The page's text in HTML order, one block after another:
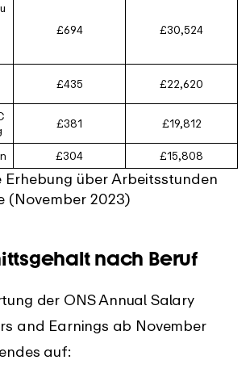
£694 £30,524
£435 £22,620
£381 £19,812
£304 £15,808
Erhebung über Arbeitsstunden
(November 2023)
nach Beruf
der ONS Annual Salary
and Earnings ab November
auf: